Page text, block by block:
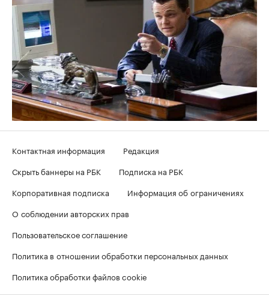
Контактная информация
Редакция
Скрыть баннеры на РБК
Подписка на РБК
Корпоративная подписка
Информация об ограничениях
О соблюдении авторских прав
Пользовательское соглашение
Политика в отношении обработки персональных данных
Политика обработки файлов cookie